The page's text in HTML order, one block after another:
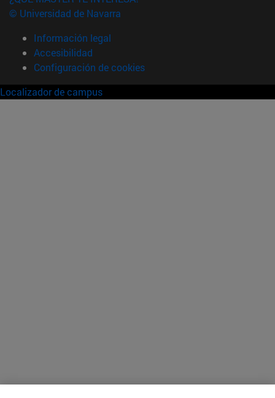
© Universidad de Navarra
Información legal
Accesibilidad
Configuración de cookies
Localizador de campus